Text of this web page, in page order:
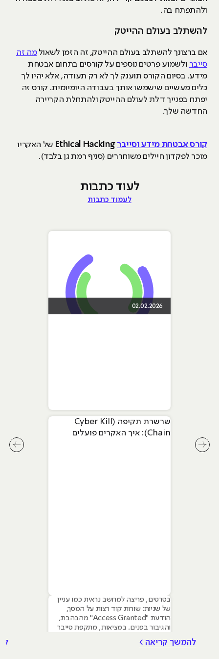
ולהתפתח בה.
להשתלב בעולם ההייטק
אם ברצונך להשתלב בעולם ההייטק, זה הזמן לשאולמה זה
סייבר ולשמוע פרטים נוספים על קורסים בתחום אבטחת
מידע. בסיום הקורס תוענק לך לא רק תעודה, אלא יהיו לך
כלים מעשיים שישמשו אותך בעבודה היומיומית. קורס זה
יפתח בפנייך דלת לעולם ההייטק ולהתחלת הקריירה
החדשה שלך.
קורס אבטחת מידע וסייבר Ethical Hacking
של האקריו
מוכר לפקדון חיילים משוחררים (סניף רמת גן בלבד).
לעוד כתבות
לעמוד כתבות
02.02.2026
שרשרת תקיפה (Cyber Kill
Chain): איך האקרים פועלים
בסרטים, פריצה למחשב נראית כמו עניין
של שניות: שורות קוד רצות על המסך,
הודעת "Access Granted" מהבהבת,
והגיבור בפנים. במציאות, מתקפת סייבר
כדי להבין איך לעצור את התוקף, אנשי
להמשך קריאה >
לחץ לחץ לשיקופית קודמת בסליידר מאמרים